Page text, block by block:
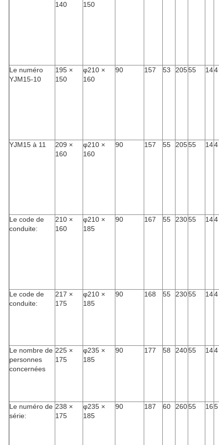
140
150
Le numéro
YJM15-10
195 ×
150
φ210 ×
160
90 157 53 20555 144
YJM15 à 11
209 ×
160
φ210 ×
160
90 157 55 20555 144
Le code de
conduite:
210 ×
160
φ210 ×
185
90 167 55 23055 144
Le code de
conduite:
217 ×
175
φ210 ×
185
90 168 55 23055 144
Le nombre de
personnes
concernées
225 ×
175
φ235 ×
185
90 177 58 24055 144
Le numéro de
série:
238 ×
175
φ235 ×
185
90 187 60 26055 165